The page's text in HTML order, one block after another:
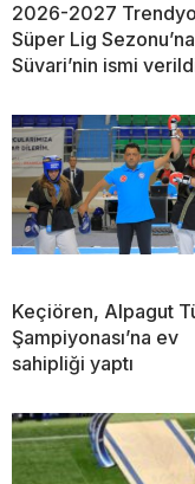
2026-2027
Süper Lig
Süvari’nin ismi
Keçiören, Alpagut
Şampiyonası’na ev
sahipliği yaptı